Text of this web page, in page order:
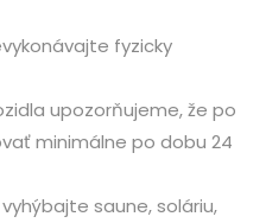
fyzicky
upozorňujeme, že po
minimálne po dobu 24
saune, soláriu,